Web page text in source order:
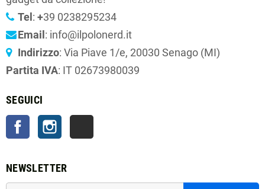
Tel : +39 0238295234
Email : info@ilpolonerd.it
Indirizzo: Via Piave 1/e, 20030 Senago (MI)
Partita IVA: IT 02673980039
SEGUICI
FacebookInstagram
NEWSLETTER